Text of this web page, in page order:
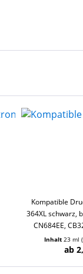
Kompatible
364XL schwarz,
CN684EE,
Inhalt23 ml
ab